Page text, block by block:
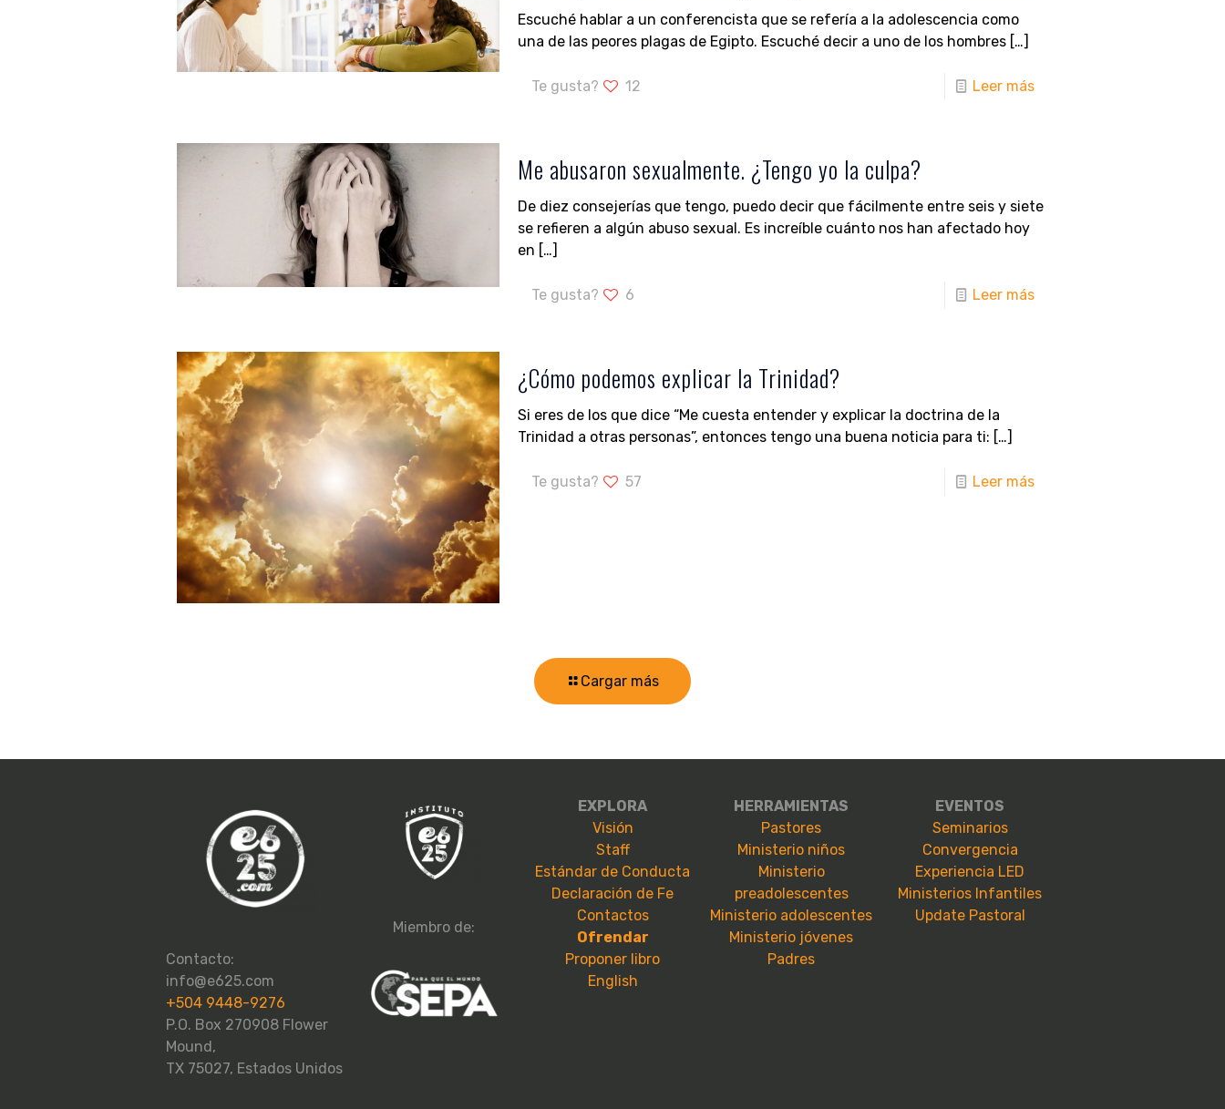
Escuché hablar a un conferencista que se refería a la adolescencia como
una de las peores plagas de Egipto. Escuché decir a uno de los hombres[…]
Te gusta? 12 Leer más
Me abusaron sexualmente. ¿Tengo yo la culpa?
De diez consejerías que tengo, puedo decir que fácilmente entre seis y siete
se refieren a algún abuso sexual. Es increíble cuánto nos han afectado hoy
en […]
Te gusta? 6 Leer más
¿Cómo podemos explicar la Trinidad?
Si eres de los que dice “Me cuesta entender y explicar la doctrina de la
Trinidad a otras personas”, entonces tengo una buena noticia para ti: […]
Te gusta? 57 Leer más
Cargar más
Contacto:
info@e625.com
+504 9448-9276
P.O. Box 270908 Flower
Mound,
TX 75027, Estados Unidos
Miembro de:
EXPLORA
Visión
Staff
Estándar de Conducta
Declaración de Fe
Contactos
Ofrendar
Proponer libro
English
HERRAMIENTAS
Pastores
Ministerio niños
Ministerio
preadolescentes
Ministerio adolescentes
Ministerio jóvenes
Padres
EVENTOS
Seminarios
Convergencia
Experiencia LED
Ministerios Infantiles
Update Pastoral